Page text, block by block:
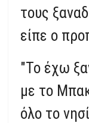
τους
είπε ο
"Το έχω
με το
όλο το